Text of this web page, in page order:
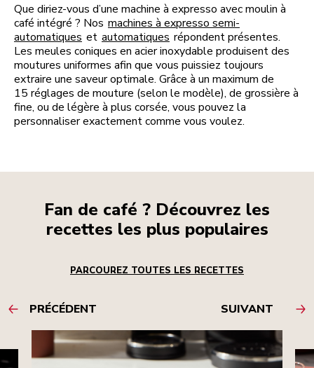
Que diriez-vous d’une machine à expresso avec moulin à
café intégré ? Nos machines à expresso semi-
automatiques et automatiques répondent présentes.
Les meules coniques en acier inoxydable produisent des
moutures uniformes afin que vous puissiez toujours
extraire une saveur optimale. Grâce à un maximum de
15 réglages de mouture (selon le modèle), de grossière à
fine, ou de légère à plus corsée, vous pouvez la
personnaliser exactement comme vous voulez.
Fan de café ? Découvrez les
recettes les plus populaires
PARCOUREZ TOUTES LES RECETTES
PRÉCÉDENT SUIVANT